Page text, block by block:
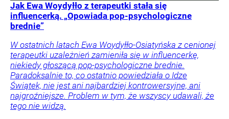
Jak Ewa Woydyłło z terapeutki stała się
influencerką. „Opowiada pop-psychologiczne
brednie”
W ostatnich latach Ewa Woydyłło-Osiatyńska z cenionej
terapeutki uzależnień zamieniła się w influencerkę,
niekiedy głoszącą pop-psychologiczne brednie.
Paradoksalnie to, co ostatnio powiedziała o Idze
Świątek, nie jest ani najbardziej kontrowersyjne, ani
najgroźniejsze. Problem w tym, że wszyscy udawali, że
tego nie widzą.